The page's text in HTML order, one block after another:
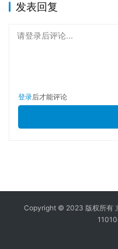
发表回复
请登录后评论...
登录后才能评论
Copyright © 2023 版权所有